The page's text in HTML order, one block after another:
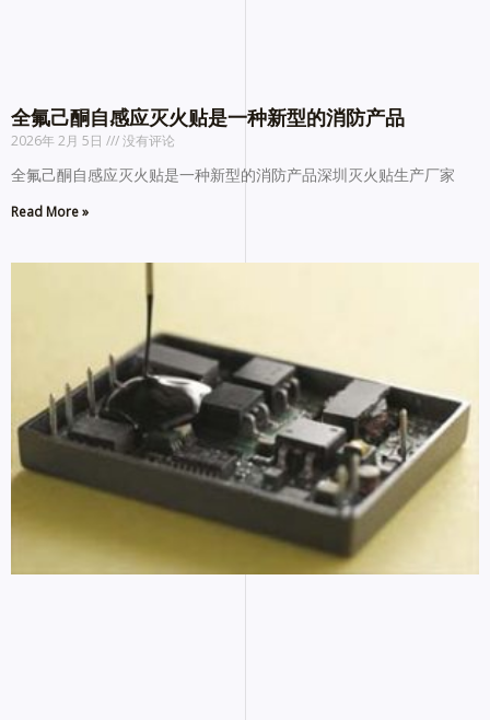
全氟己酮自感应灭火贴是一种新型的消防产品
2026年 2月 5日 没有评论
全氟己酮自感应灭火贴是一种新型的消防产品深圳灭火贴生产厂家
Read More »